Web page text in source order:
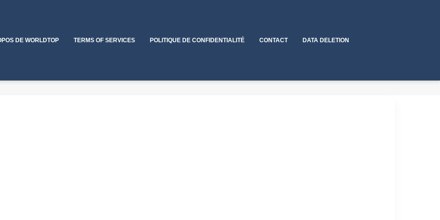
DE WORLDTOP TERMS OF SERVICES POLITIQUE DE CONFIDENTIALITÉ CONTACT DATA DELETION